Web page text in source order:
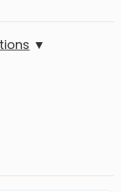
▼